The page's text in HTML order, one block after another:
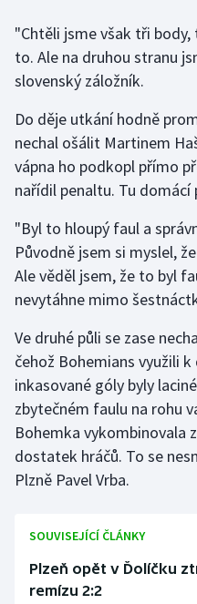
Florbal
Golf
Gymnastika
Házená
Jezdectví
Judo
Krasobruslení
Lyže a snowboard
Moderní pětiboj
Parasport
"Chtěli jsme však tři
to. Ale na druhou stranu
slovenský záložník.
Do děje utkání hodně
nechal ošálit Martinem
vápna ho podkopl přímo
nařídil penaltu. Tu
"Byl to hloupý faul a
Původně jsem si myslel,
Ale věděl jsem, že to byl
nevytáhne mimo
Ve druhé půli se zase
čehož Bohemians využili k
inkasované góly byly
zbytečném faulu na rohu
Bohemka vykombinovala
dostatek hráčů. To se
Plzně Pavel Vrba.
SOUVISEJÍCÍ ČLÁNKY
Plzeň opět v Ďolíčku
remízu 2:2